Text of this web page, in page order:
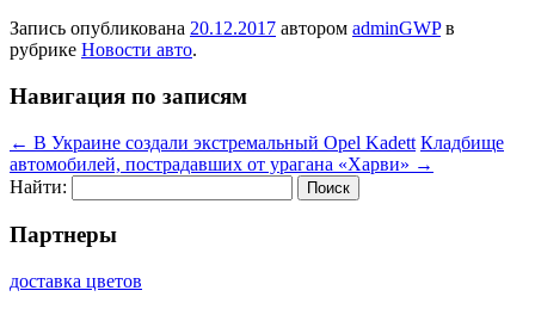
Запись опубликована 20.12.2017 автором adminGWPв
рубрике Новости авто.
Навигация по записям
← В Украине создали экстремальный Opel Kadett Кладбище
автомобилей, пострадавших от урагана «Харви» →
Найти:
Партнеры
доставка цветов